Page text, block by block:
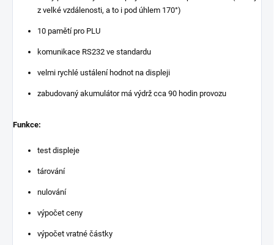
z velké vzdálenosti, a to i pod úhlem 170°)
10 pamětí pro PLU
komunikace RS232 ve standardu
velmi rychlé ustálení hodnot na displeji
zabudovaný akumulátor má výdrž cca 90 hodin provozu
Funkce:
test displeje
tárování
nulování
výpočet ceny
výpočet vratné částky